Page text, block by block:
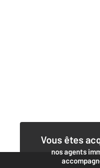
Vous êtes
nos agents